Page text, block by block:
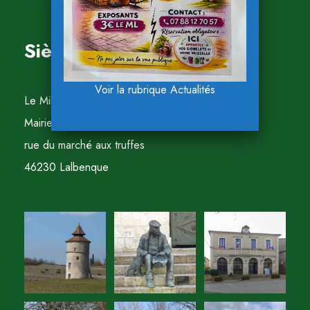
Siège de l'association
Le Millepattes
Mairie de Lalbenque
rue du marché aux truffes
46230 Lalbenque
Voir la rubrique Actualités